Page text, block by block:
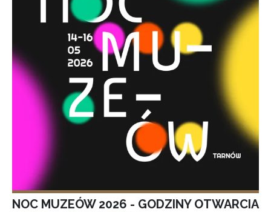
NOC MUZEÓW 2026 - GODZINY OTWARCIA